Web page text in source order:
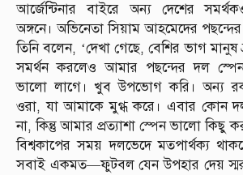
আর্জেন্টিনার বাইরে অন্য দেশের
অঙ্গনে। অভিনেতা সিয়াম আহমেদের
তিনি বলেন, ‘দেখা গেছে, বেশির ভাগ মানুষ
সমর্থন করলেও আমার পছন্দের দল
ভালো লাগে। খুব উপভোগ করি। অন্য
ওরা, যা আমাকে মুগ্ধ করে। এবার কোন
না, কিন্তু আমার প্রত্যাশা স্পেন ভালো কিছু
বিশ্বকাপের সময় দলভেদে মতপার্থক্য
সবাই একমত—ফুটবল যেন উপহার দেয়